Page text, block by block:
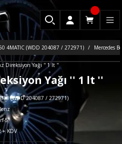
4MATIC (WDD 204087 / 272971) Mercedes
Yağı '' 1 lt ''
(WDD 204087 / 272971)
5
+ KDV